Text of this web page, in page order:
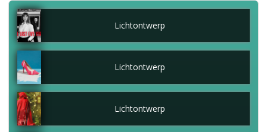
Lichtontwerp
Lichtontwerp
Lichtontwerp